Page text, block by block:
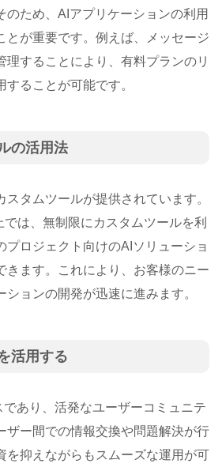
のため、AIアプリケーションの利用
とが重要です。例えば、メッセージ
理することにより、有料プランのリ
ることが可能です。
の活用法
タムツールが提供されています。
は、無制限にカスタムツールを利
プロジェクト向けのAIソリューショ
きます。これにより、お客様のニー
ションの開発が迅速に進みます。
活用する
あり、活発なユーザーコミュニテ
ザー間での情報交換や問題解決が行
を抑えながらもスムーズな運用が可